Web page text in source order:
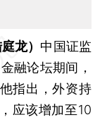
龙） 中国证监
融论坛期间，
指出，外资持
应该增加至10